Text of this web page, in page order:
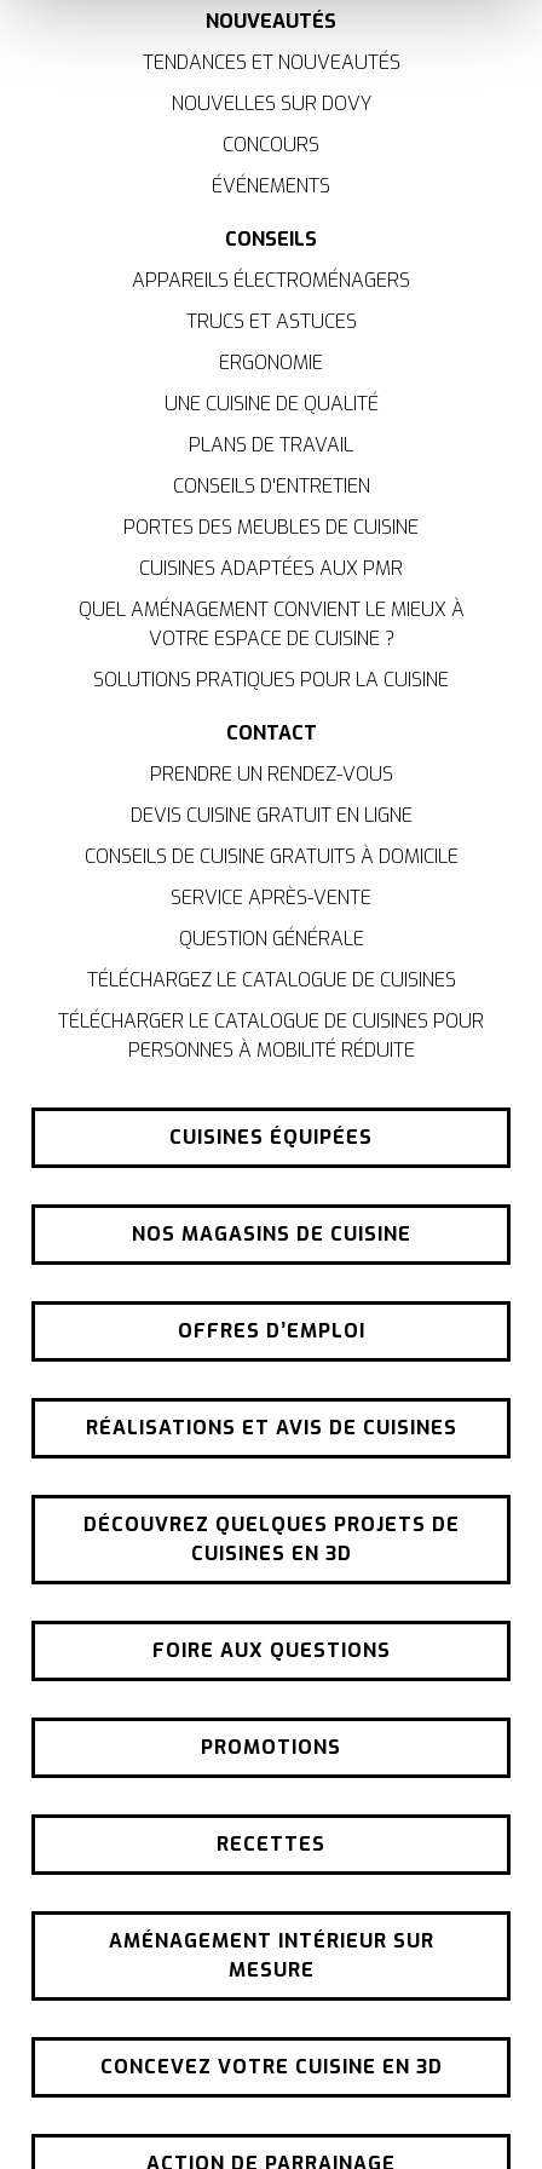
améliorer votre expérience et ils nous aident à vous
fournir une expérience personnalisée, comme indiqué
35 third partieswho may receive and
process your information.
NOUVEAUTÉS
TENDANCES ET NOUVEAUTÉS
NOUVELLES SUR DOVY
CONCOURS
ÉVÉNEMENTS
CONSEILS
APPAREILS ÉLECTROMÉNAGERS
TRUCS ET ASTUCES
ERGONOMIE
UNE CUISINE DE QUALITÉ
PLANS DE TRAVAIL
CONSEILS D'ENTRETIEN
PORTES DES MEUBLES DE CUISINE
CUISINES ADAPTÉES AUX PMR
QUEL AMÉNAGEMENT CONVIENT LE MIEUX À
VOTRE ESPACE DE CUISINE ?
SOLUTIONS PRATIQUES POUR LA CUISINE
CONTACT
PRENDRE UN RENDEZ-VOUS
DEVIS CUISINE GRATUIT EN LIGNE
CONSEILS DE CUISINE GRATUITS À DOMICILE
SERVICE APRÈS-VENTE
QUESTION GÉNÉRALE
TÉLÉCHARGEZ LE CATALOGUE DE CUISINES
TÉLÉCHARGER LE CATALOGUE DE CUISINES POUR
PERSONNES À MOBILITÉ RÉDUITE
CUISINES ÉQUIPÉES
NOS MAGASINS DE CUISINE
OFFRES D’EMPLOI
RÉALISATIONS ET AVIS DE CUISINES
DÉCOUVREZ QUELQUES PROJETS DE
CUISINES EN 3D
FOIRE AUX QUESTIONS
PROMOTIONS
RECETTES
AMÉNAGEMENT INTÉRIEUR SUR
MESURE
CONCEVEZ VOTRE CUISINE EN 3D